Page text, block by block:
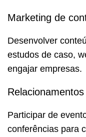
Marketing de
Desenvolver
estudos de caso,
engajar empresas.
Participar de
conferências para